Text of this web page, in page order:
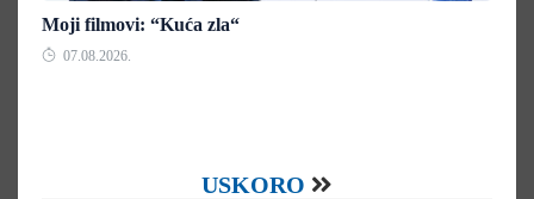
Moji filmovi: “Kuća zla“
07.08.2026.
USKORO